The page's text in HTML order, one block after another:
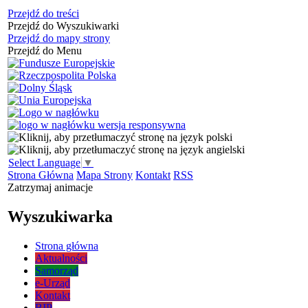
Przejdź do treści
Przejdź do Wyszukiwarki
Przejdź do mapy strony
Przejdź do Menu
Select Language ▼
Strona Główna Mapa Strony Kontakt RSS
Zatrzymaj animacje
Wyszukiwarka
Strona główna
Aktualności
Samorząd
e-Urząd
Kontakt